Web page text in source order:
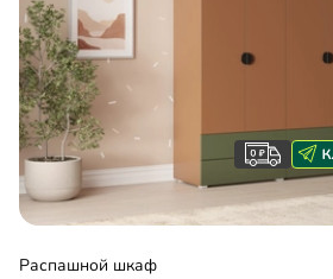
Распашной шкаф